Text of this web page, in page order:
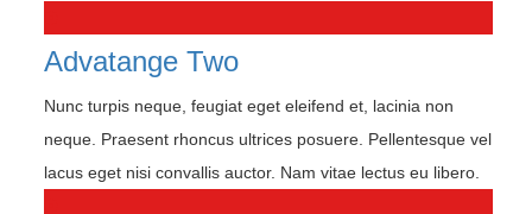
Advatange Two
Nunc turpis neque, feugiat eget eleifend et, lacinia non
neque. Praesent rhoncus ultrices posuere. Pellentesque vel
lacus eget nisi convallis auctor. Nam vitae lectus eu libero.